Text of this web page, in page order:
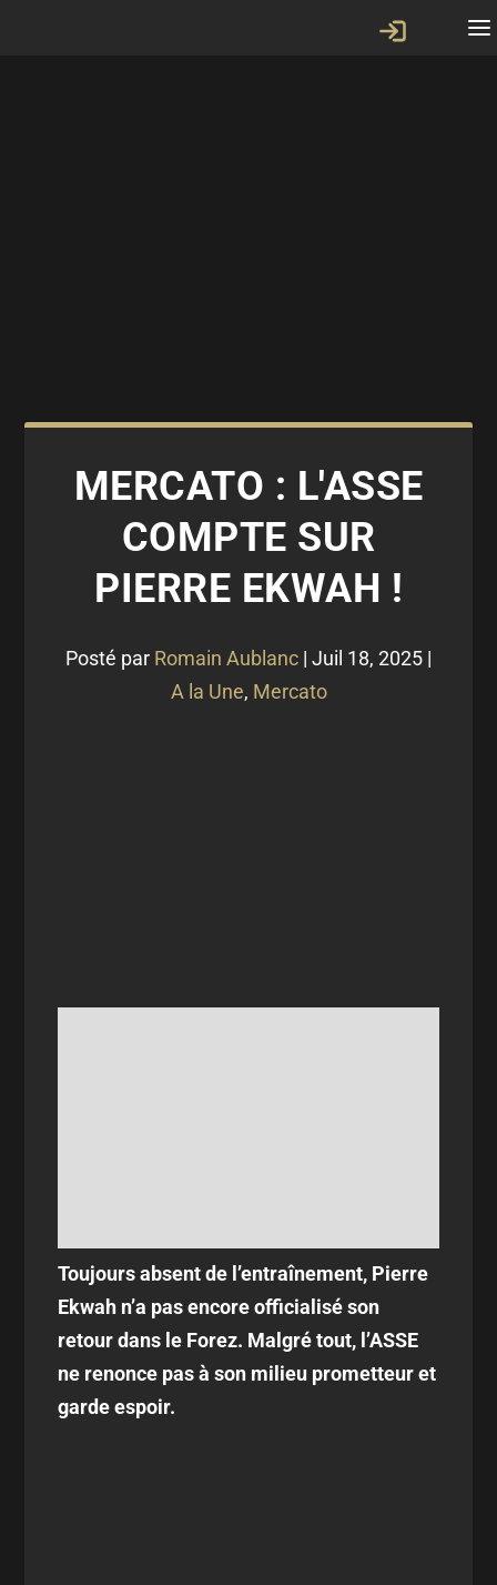
MERCATO : L'ASSE
COMPTE SUR
PIERRE EKWAH !
Posté par Romain Aublanc | Juil 18, 2025 |
A la Une, Mercato
Toujours absent de l’entraînement, Pierre
Ekwah n’a pas encore officialisé son
retour dans le Forez. Malgré tout, l’ASSE
ne renonce pas à son milieu prometteur et
garde espoir.